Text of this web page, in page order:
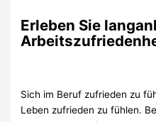
Erleben Sie
Sich im Beruf zufrieden zu
Leben zufrieden zu fühlen.